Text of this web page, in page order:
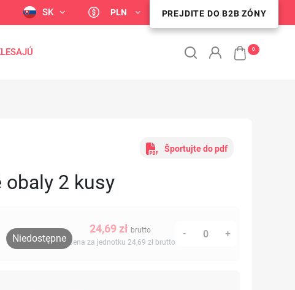
SK PLN PREJDITE DO B2B ZÓNY
PREJDITE DO B2B ZÓNY
0
Športujte do pdf
obaly 2 kusy
24,69 zł brutto
Cena za jednotku 24,69 zł brutto
- +
Niedostępne